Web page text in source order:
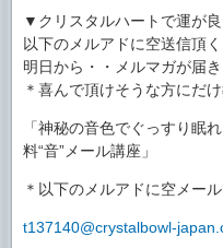
▼クリスタルハートで運が
以下のメルアドに空送信頂く
明日から・・メルマガが届き
＊喜んで頂けそうな方にだ
「神秘の音色でぐっすり眠
料“音”メール講座」
＊以下のメルアドに空メー
t137140@crystalbowl-